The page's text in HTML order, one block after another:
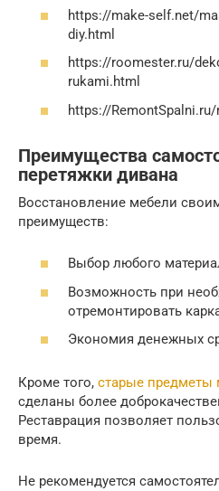
https://make-self.net/
diy.html
https://roomester.ru/
rukami.html
https://
Преимущества
перетяжки дивана
Восстановление мебели
преимуществ:
Выбор любого
Возможность при
отремонтировать
Экономия денежных
Кроме того, старые предметы
сделаны более
Реставрация позволяет
время.
Не рекомендуется